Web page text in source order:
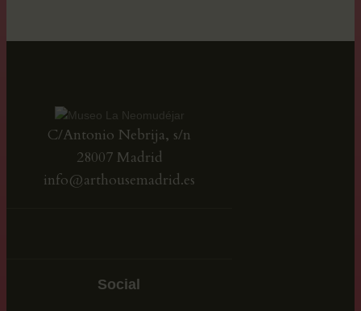
C/Antonio Nebrija, s/n
28007 Madrid
info@arthousemadrid.es
Social